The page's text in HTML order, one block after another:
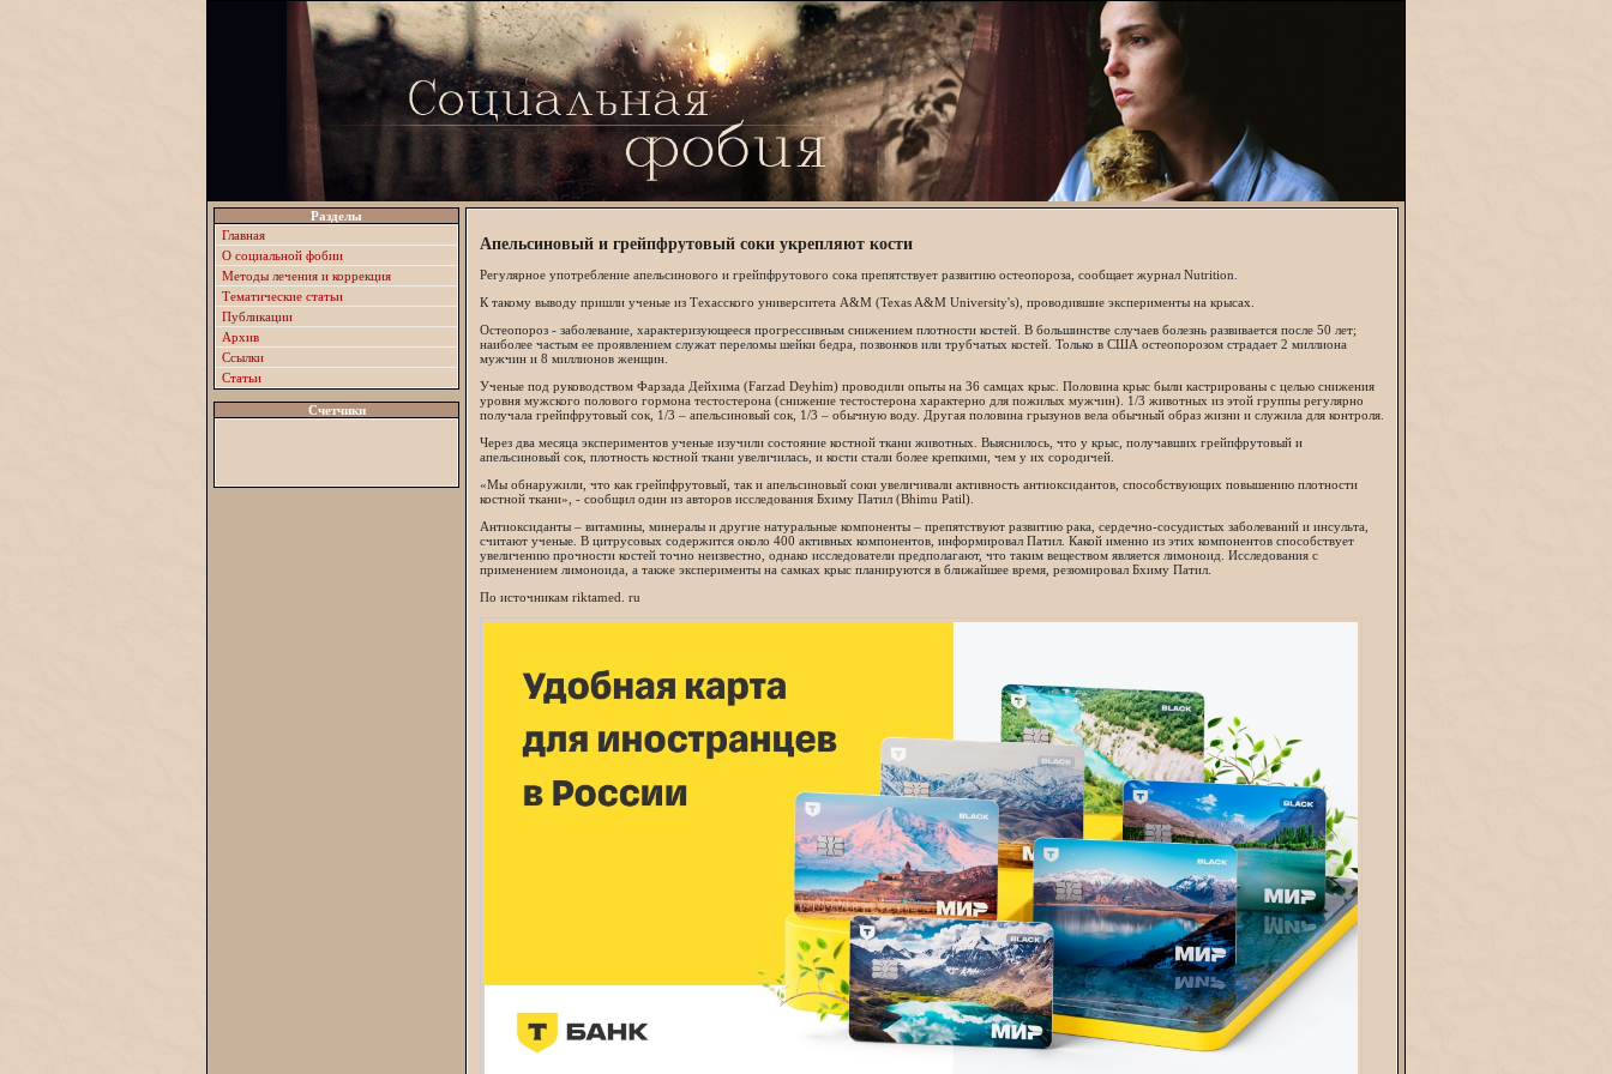
Разделы
Главная
О социальной фобии
Методы лечения и коррекция
Тематические статьи
Публикации
Архив
Ссылки
Статьи
Счетчики
Апельсиновый и грейпфрутовый соки укрепляют кости
Регулярное употребление апельсинового и грейпфрутового сока препятствует развитию остеопороза, сообщает журнал Nutrition.
К такому выводу пришли ученые из Техасского университета A&M (Texas A&M University's), проводившие эксперименты на крысах.
Остеопороз - заболевание, характеризующееся прогрессивным снижением плотности костей. В большинстве случаев болезнь развивается после 50 лет;
наиболее частым ее проявлением служат переломы шейки бедра, позвонков или трубчатых костей. Только в США остеопорозом страдает 2 миллиона
мужчин и 8 миллионов женщин.
Ученые под руководством Фарзада Дейхима (Farzad Deyhim) проводили опыты на 36 самцах крыс. Половина крыс были кастрированы с целью снижения
уровня мужского полового гормона тестостерона (снижение тестостерона характерно для пожилых мужчин). 1/3 животных из этой группы регулярно
получала грейпфрутовый сок, 1/3 – апельсиновый сок, 1/3 – обычную воду. Другая половина грызунов вела обычный образ жизни и служила для контроля.
Через два месяца экспериментов ученые изучили состояние костной ткани животных. Выяснилось, что у крыс, получавших грейпфрутовый и
апельсиновый сок, плотность костной ткани увеличилась, и кости стали более крепкими, чем у их сородичей.
«Мы обнаружили, что как грейпфрутовый, так и апельсиновый соки увеличивали активность антиоксидантов, способствующих повышению плотности
костной ткани», - сообщил один из авторов исследования Бхиму Патил (Bhimu Patil).
Антиоксиданты – витамины, минералы и другие натуральные компоненты – препятствуют развитию рака, сердечно-сосудистых заболеваний и инсульта,
считают ученые. В цитрусовых содержится около 400 активных компонентов, информировал Патил. Какой именно из этих компонентов способствует
увеличению прочности костей точно неизвестно, однако исследователи предполагают, что таким веществом является лимоноид. Исследования с
применением лимоноида, а также эксперименты на самках крыс планируются в ближайшее время, резюмировал Бхиму Патил.
По источникам riktamed. ru